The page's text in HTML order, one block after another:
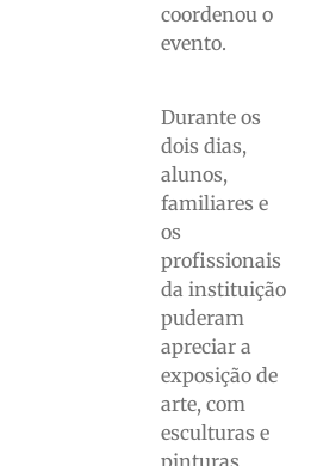
coordenou o
evento.
Durante os
dois dias,
alunos,
familiares e
os
profissionais
da instituição
puderam
apreciar a
exposição de
arte, com
esculturas e